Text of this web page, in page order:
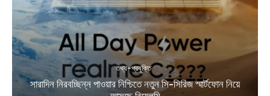
তথ্য-প্রযুক্তি
সারাদিন নিরবচ্ছিন্ন পাওয়ার নিশ্চিতে নতুন সি-সিরিজ স্মার্টফোন নিয়ে